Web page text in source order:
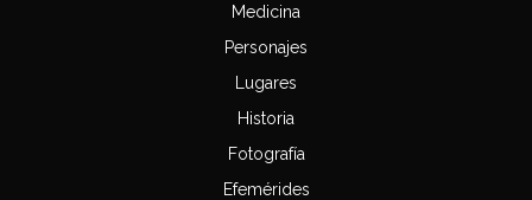
Medicina
Personajes
Lugares
Historia
Fotografía
Efemérides